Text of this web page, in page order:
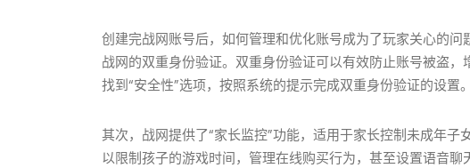
创建完战网账号后，如何管理和优化账号成为了玩家关心的
战网的双重身份验证。双重身份验证可以有效防止账号被盗，
找到“安全性”选项，按照系统的提示完成双重身份验证的设置。
其次，战网提供了“家长监控”功能，适用于家长控制未成年
以限制孩子的游戏时间，管理在线购买行为，甚至设置语音